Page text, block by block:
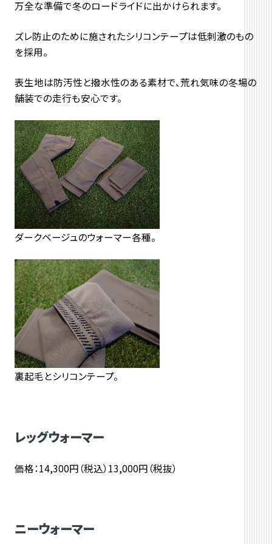
万全な準備で冬のロードライドに出かけられます。
ズレ防止のために施されたシリコンテープは低刺激のもの
を採用。
表生地は防汚性と撥水性のある素材で、荒れ気味の冬場の
舗装での走行も安心です。
ダークベージュのウォーマー各種。
裏起毛とシリコンテープ。
レッグウォーマー
価格：14,300円（税込）13,000円（税抜）
ニーウォーマー